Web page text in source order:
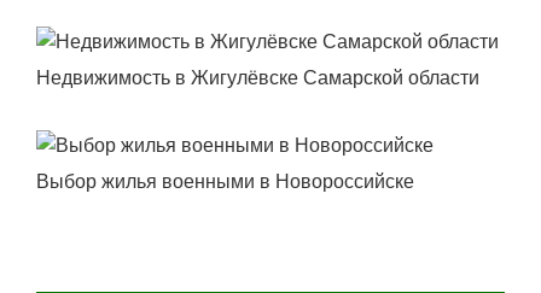
Недвижимость в Жигулёвске Самарской области
Выбор жилья военными в Новороссийске